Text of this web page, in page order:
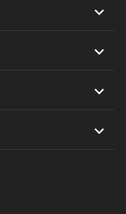



